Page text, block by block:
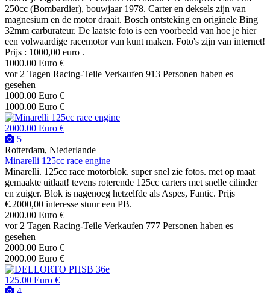
250cc (Bombardier), bouwjaar 1978. Carter en deksels zijn van
magnesium en de motor draait. Bosch ontsteking en originele Bing
32mm carburateur. De laatste foto is een voorbeeld van hoe je hier
een volwaardige racemotor van kunt maken. Foto's zijn van internet!
Prijs : 1000,00 euro .
1000.00 Euro €
vor 2 Tagen Racing-Teile Verkaufen 913 Personen haben es
gesehen
1000.00 Euro €
1000.00 Euro €
2000.00 Euro €
5
Rotterdam, Niederlande
Minarelli 125cc race engine
Minarelli. 125cc race motorblok. super snel zie fotos. met op maat
gemaakte uitlaat! tevens roterende 125cc carters met snelle cilinder
en zuiger. Blok is nagenoeg hetzelfde als Aspes, Fantic. Prijs
€.2000,00 interesse stuur een PB.
2000.00 Euro €
vor 2 Tagen Racing-Teile Verkaufen 777 Personen haben es
gesehen
2000.00 Euro €
2000.00 Euro €
125.00 Euro €
4